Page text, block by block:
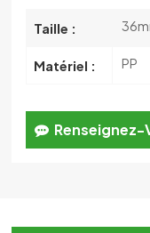
Taille :
Matériel : PP